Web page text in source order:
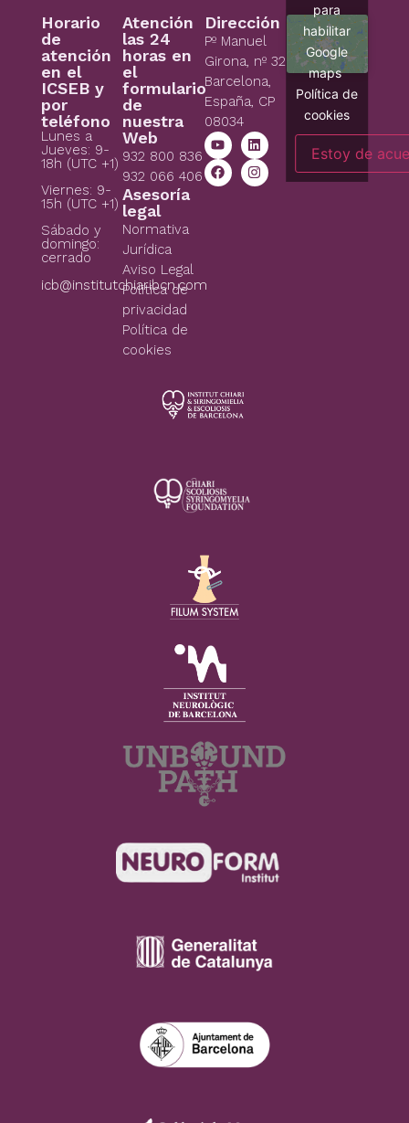
Horario
de
atención
en el
ICSEB y
por
teléfono
Lunes a
Jueves: 9-
18h (UTC +1)
Viernes: 9-
15h (UTC +1)
Sábado y
domingo:
cerrado
icb@institutchiaribcn.com
Atención
las 24
horas en
el
formulario
de
nuestra
Web
932 800 836
932 066 406
Asesoría
legal
Normativa
Jurídica
Aviso Legal
Politica de
privacidad
Política de
cookies
Dirección
Pº Manuel
Girona, nº 32
Barcelona,
España, CP
08034
para
habilitar
Google
maps
Política de
cookies
Estoy de